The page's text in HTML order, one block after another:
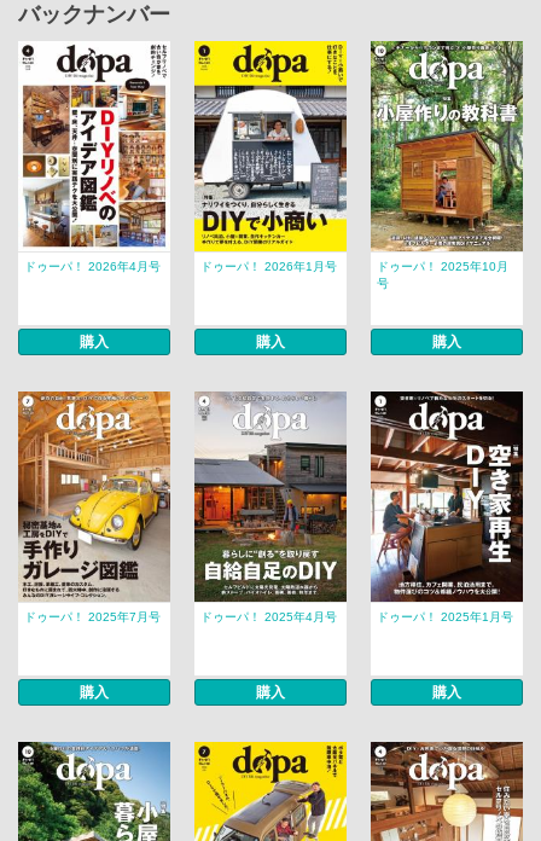
バックナンバー
ドゥーパ！ 2026年4月号
購入
ドゥーパ！ 2026年1月号
購入
ドゥーパ！ 2025年10月
号
購入
ドゥーパ！ 2025年7月号
購入
ドゥーパ！ 2025年4月号
購入
ドゥーパ！ 2025年1月号
購入